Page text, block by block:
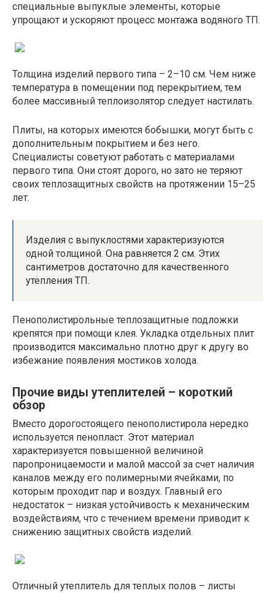
специальные выпуклые элементы, которые
упрощают и ускоряют процесс монтажа водяного ТП.
Толщина изделий первого типа – 2–10 см. Чем ниже
температура в помещении под перекрытием, тем
более массивный теплоизолятор следует настилать.
Плиты, на которых имеются бобышки, могут быть с
дополнительным покрытием и без него.
Специалисты советуют работать с материалами
первого типа. Они стоят дорого, но зато не теряют
своих теплозащитных свойств на протяжении 15–25
лет.
Изделия с выпуклостями характеризуются
одной толщиной. Она равняется 2 см. Этих
сантиметров достаточно для качественного
утепления ТП.
Пенополистирольные теплозащитные подложки
крепятся при помощи клея. Укладка отдельных плит
производится максимально плотно друг к другу во
избежание появления мостиков холода.
Прочие виды утеплителей – короткий
обзор
Вместо дорогостоящего пенополистирола нередко
используется пенопласт. Этот материал
характеризуется повышенной величиной
паропроницаемости и малой массой за счет наличия
каналов между его полимерными ячейками, по
которым проходит пар и воздух. Главный его
недостаток – низкая устойчивость к механическим
воздействиям, что с течением времени приводит к
снижению защитных свойств изделий.
Отличный утеплитель для теплых полов – листы